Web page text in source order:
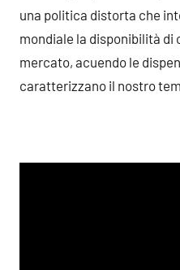
una politica distorta che
mondiale la disponibilità di
mercato, acuendo le
caratterizzano il nostro